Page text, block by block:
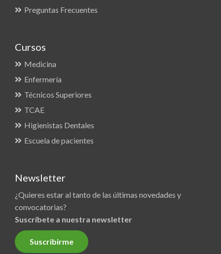
Preguntas Frecuentes
Cursos
Medicina
Enfermería
Técnicos Superiores
TCAE
Higienistas Dentales
Escuela de pacientes
Newsletter
¿Quieres estar al tanto de las últimas novedades y
convocatorias?
Suscríbete a nuestra newsletter
Suscribirme